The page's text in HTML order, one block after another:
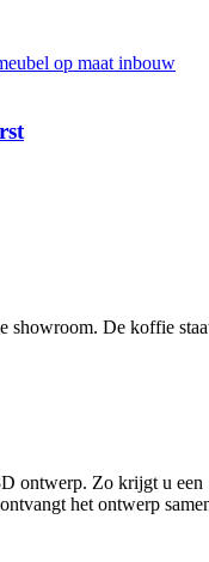
showroom. De koffie
ontwerp. Zo krijgt u een
het ontwerp